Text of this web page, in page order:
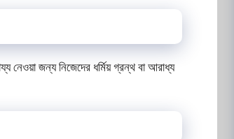
জন্য নিজেদের ধর্মিয় গ্রন্থ বা আরাধ্য